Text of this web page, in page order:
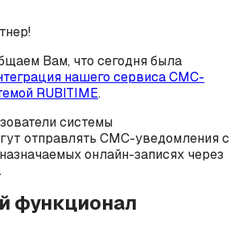
Вам, что сегодня была
нашего сервиса СМС-
RUBITIME.
системы
отправлять СМС-уведомления с
онлайн-записях через
функционал